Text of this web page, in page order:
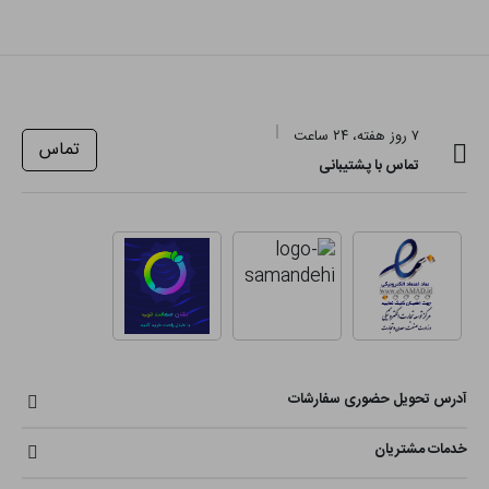
۷ روز هفته، ۲۴ ساعت
تماس با پشتیبانی
تماس
آدرس تحویل حضوری سفارشات
خدمات مشتریان